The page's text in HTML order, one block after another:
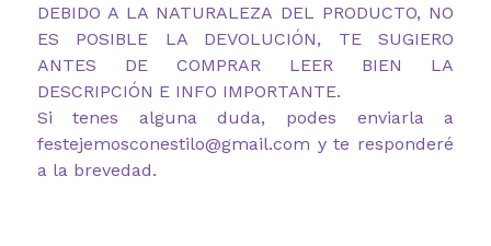
DEBIDO A LA NATURALEZA DEL PRODUCTO, NO
ES POSIBLE LA DEVOLUCIÓN, TE SUGIERO
ANTES DE COMPRAR LEER BIEN LA
DESCRIPCIÓN E INFO IMPORTANTE.
Si tenes alguna duda, podes enviarla a
festejemosconestilo@gmail.com y te responderé
a la brevedad.